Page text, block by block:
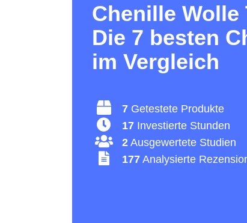
Chenille Wolle
Die 7 besten
im Vergleich
7 Getestete Produkte
17 Investierte Stunden
2 Ausgewertete Studien
177 Analysierte